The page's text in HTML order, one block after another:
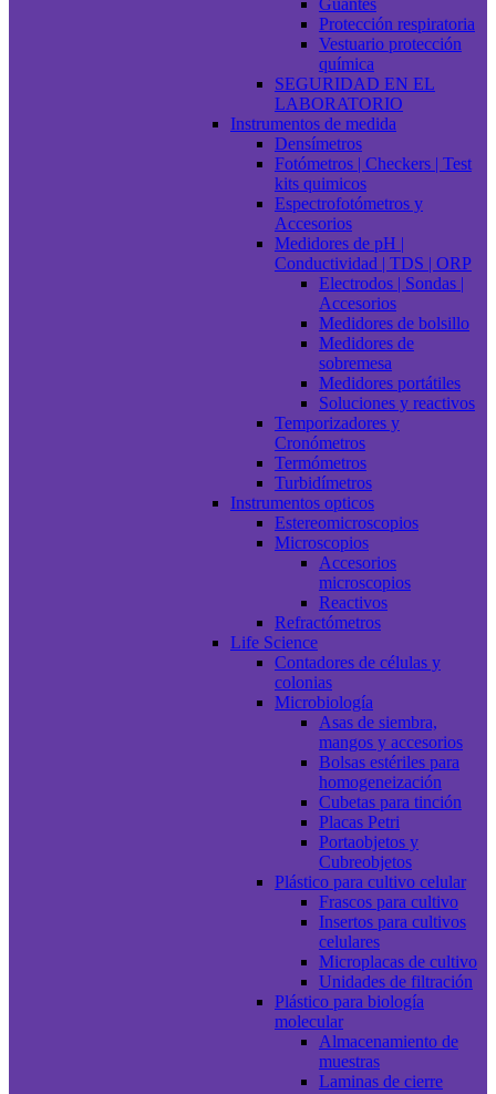
Guantes
Protección respiratoria
Vestuario protección
química
SEGURIDAD EN EL
LABORATORIO
Instrumentos de medida
Densímetros
Fotómetros | Checkers | Test
kits quimicos
Espectrofotómetros y
Accesorios
Medidores de pH |
Conductividad | TDS | ORP
Electrodos | Sondas |
Accesorios
Medidores de bolsillo
Medidores de
sobremesa
Medidores portátiles
Soluciones y reactivos
Temporizadores y
Cronómetros
Termómetros
Turbidímetros
Instrumentos opticos
Estereomicroscopios
Microscopios
Accesorios
microscopios
Reactivos
Refractómetros
Life Science
Contadores de células y
colonias
Microbiología
Asas de siembra,
mangos y accesorios
Bolsas estériles para
homogeneización
Cubetas para tinción
Placas Petri
Portaobjetos y
Cubreobjetos
Plástico para cultivo celular
Frascos para cultivo
Insertos para cultivos
celulares
Microplacas de cultivo
Unidades de filtración
Plástico para biología
molecular
Almacenamiento de
muestras
Laminas de cierre